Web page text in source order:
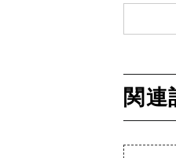
関連